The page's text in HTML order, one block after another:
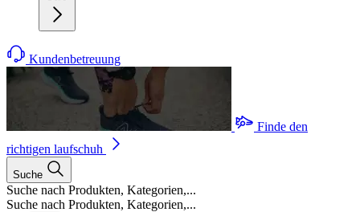
Kundenbetreuung
Finde den
richtigen laufschuh
Suche
Suche nach Produkten, Kategorien,...
Suche nach Produkten, Kategorien,...